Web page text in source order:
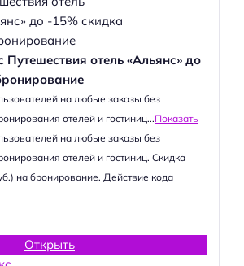
отель «Альянс» до
на любые заказы без
отелей и гостиниц...Показать
на любые заказы без
отелей и гостиниц. Скидка
на бронирование. Действие кода
Открыть